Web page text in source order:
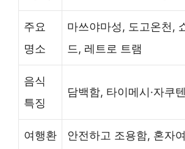
주요
명소
마쓰야마성, 도고온천,
드, 레트로 트램
음식
특징
담백함, 타이메시·자쿠
여행환
안전하고 조용함, 혼자